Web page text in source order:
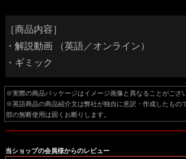
［商品内容］
・解説動画 （英語／オンライン）
・ギミック
※実際の商品パッケージはイメージ画像と異なることがござ
※英語商品の商品紹介文は弊社が独自に意訳・作成したもの
部の無断使用は固くお断りします。
当ショップの会員様からのレビュー